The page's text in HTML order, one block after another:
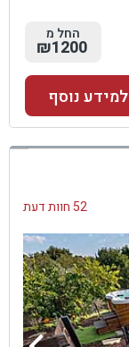
החל מ
₪1200
למידע נוסף
52 חוות דעת